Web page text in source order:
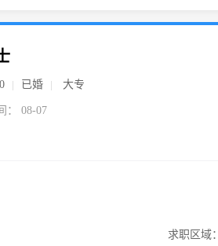
已婚 大专
： 08-07
求职区域：